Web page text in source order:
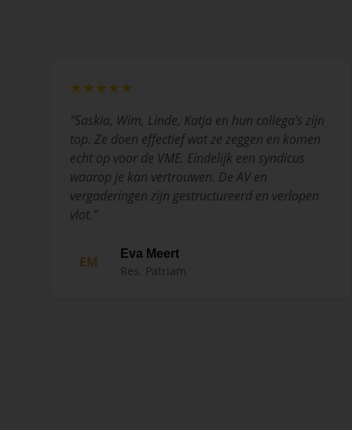
★★★★★
"Saskia, Wim, Linde, Katja en hun collega's zijn
top. Ze doen effectief wat ze zeggen en komen
echt op voor de VME. Eindelijk een syndicus
waarop je kan vertrouwen. De AV en
vergaderingen zijn gestructureerd en verlopen
vlot."
EM Eva Meert
Res. Patriam